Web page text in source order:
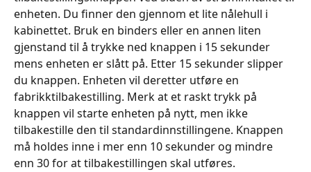
enheten. Du finner den gjennom et lite nålehull i
kabinettet. Bruk en binders eller en annen liten
gjenstand til å trykke ned knappen i 15 sekunder
mens enheten er slått på. Etter 15 sekunder slipper
du knappen. Enheten vil deretter utføre en
fabrikktilbakestilling. Merk at et raskt trykk på
knappen vil starte enheten på nytt, men ikke
tilbakestille den til standardinnstillingene. Knappen
må holdes inne i mer enn 10 sekunder og mindre
enn 30 for at tilbakestillingen skal utføres.